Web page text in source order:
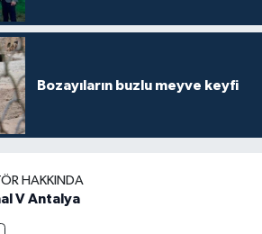
Bozayıların buzlu meyve keyfi
HAKKINDA
V Antalya